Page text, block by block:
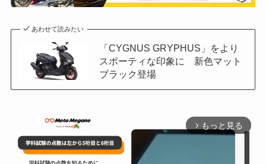
あわせて読みたい
「CYGNUS GRYPHUS」をより
スポーティな印象に 新色マット
ブラック登場
arrow_forward_ios もっと見る